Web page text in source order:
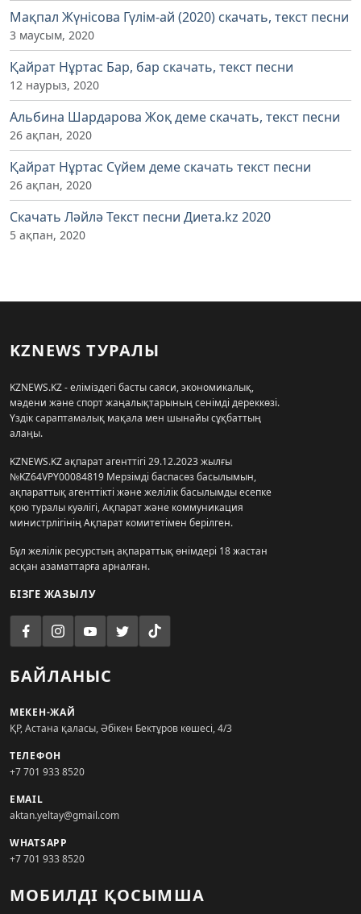
Мақпал Жүнісова Гүлім-ай (2020) скачать, текст песни
3 маусым, 2020
Қайрат Нұртас Бар, бар скачать, текст песни
12 наурыз, 2020
Альбина Шардарова Жоқ деме скачать, текст песни
26 ақпан, 2020
Қайрат Нұртас Сүйем деме скачать текст песни
26 ақпан, 2020
Скачать Ләйлә Текст песни Диета.kz 2020
5 ақпан, 2020
KZNEWS ТУРАЛЫ
KZNEWS.KZ - еліміздегі басты саяси, экономикалық,
мәдени және спорт жаңалықтарының сенімді дереккөзі.
Үздік сараптамалық мақала мен шынайы сұқбаттың
алаңы.
KZNEWS.KZ ақпарат агенттігі 29.12.2023 жылғы
№KZ64VPY00084819 Мерзімді баспасөз басылымын,
ақпараттық агенттікті және желілік басылымды есепке
қою туралы куәлігі, Ақпарат және коммуникация
министрлігінің Ақпарат комитетімен берілген.
Бұл желілік ресурстың ақпараттық өнімдері 18 жастан
асқан азаматтарға арналған.
БІЗГЕ ЖАЗЫЛУ
БАЙЛАНЫС
МЕКЕН-ЖАЙ
ҚР, Астана қаласы, Әбікен Бектұров көшесі, 4/3
ТЕЛЕФОН
+7 701 933 8520
EMAIL
aktan.yeltay@gmail.com
WHATSAPP
+7 701 933 8520
МОБИЛДІ ҚОСЫМША